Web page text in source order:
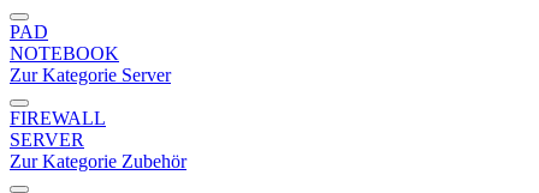
PAD
NOTEBOOK
Zur Kategorie Server
FIREWALL
SERVER
Zur Kategorie Zubehör